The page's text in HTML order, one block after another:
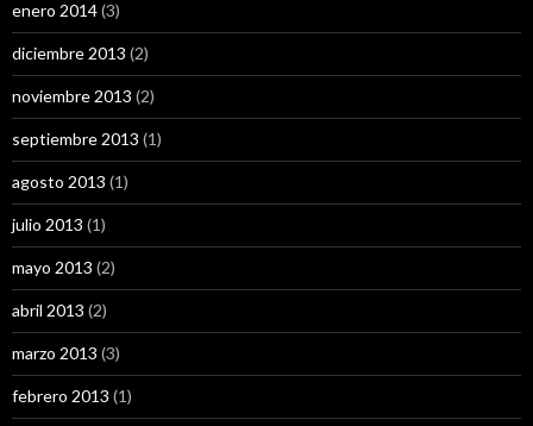
enero 2014(3)
diciembre 2013 (2)
noviembre 2013 (2)
septiembre 2013 (1)
agosto 2013 (1)
julio 2013 (1)
mayo 2013 (2)
abril 2013 (2)
marzo 2013 (3)
febrero 2013 (1)